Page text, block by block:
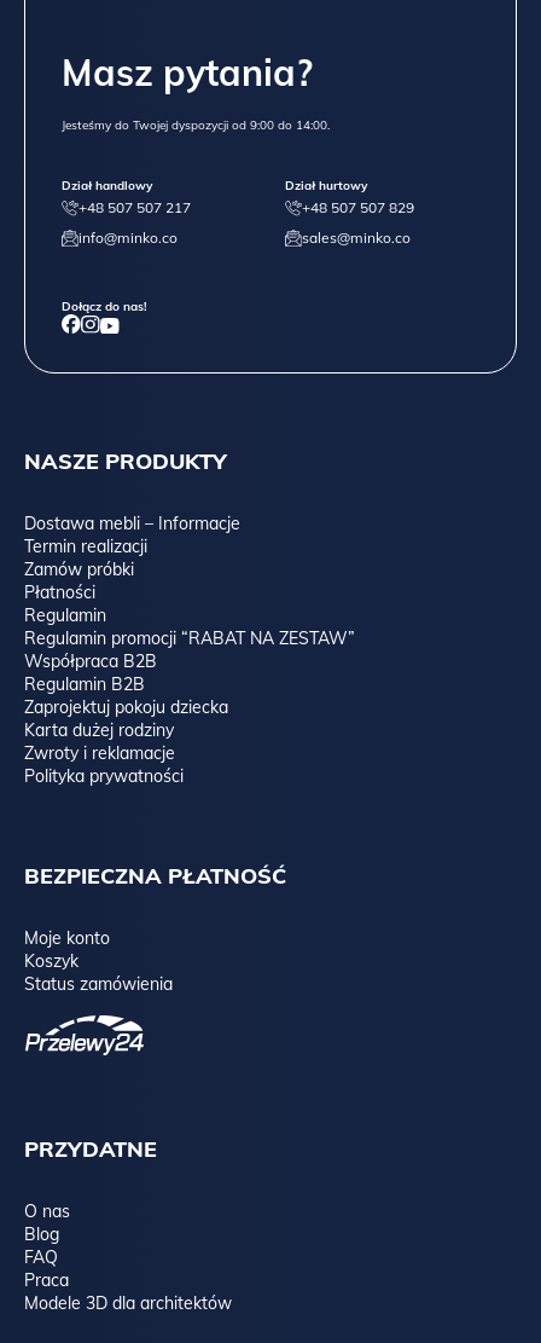
NASZE PRODUKTY
Dostawa mebli – Informacje
Termin realizacji
Zamów próbki
Płatności
Regulamin
Regulamin promocji “RABAT NA ZESTAW”
Współpraca B2B
Regulamin B2B
Zaprojektuj pokoju dziecka
Karta dużej rodziny
Zwroty i reklamacje
Polityka prywatności
BEZPIECZNA PŁATNOŚĆ
Moje konto
Koszyk
Status zamówienia
PRZYDATNE
O nas
Blog
FAQ
Praca
Modele 3D dla architektów
Masz pytania?
Jesteśmy do Twojej dyspozycji od 9:00 do 14:00.
Dział handlowy
+48 507 507 217
info@minko.co
Dział hurtowy
+48 507 507 829
sales@minko.co
Dołącz do nas!